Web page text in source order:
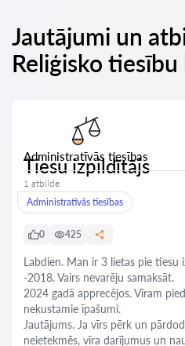
Jautājumi un
Reliģisko
Administratīvās tiesības
Tiesu izpildītājs
1 atbilde
Administratīvās tiesības
0 425
Labdien. Man ir 3 lietas pie
-2018. Vairs nevarēju samaksāt.
2024 gadā apprecējos. Vīram
nekustamie īpašumi.
Jautājums. Ja vīrs pērk un
neietekmēs, vīra darījumus un